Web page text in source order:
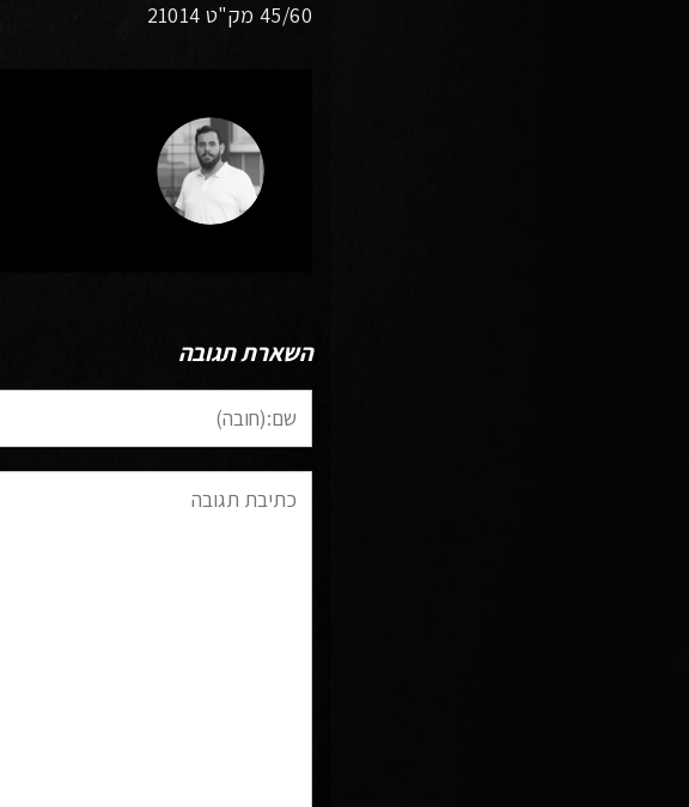
45/60 מק"ט 21014
השארת תגובה